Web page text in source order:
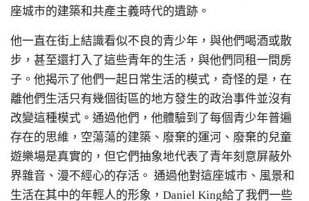
座城市的建築和共產主義時代的遺跡。
他一直在街上結識看似不良的青少年，與他們喝酒或散
步，甚至還打入了這些青年的生活，與他們同租一間房
子。他揭示了他們一起日常生活的模式，奇怪的是，在
離他們生活只有幾個街區的地方發生的政治事件並沒有
改變這種模式。通過他們，他體驗到了每個青少年普遍
存在的思維，空蕩蕩的建築、廢棄的運河、廢棄的兒童
遊樂場是真實的，但它們抽象地代表了青年刻意屏蔽外
界雜音、漫不經心的存活。 通過他對這座城市、風景和
生活在其中的年輕人的形象，Daniel King給了我們一些